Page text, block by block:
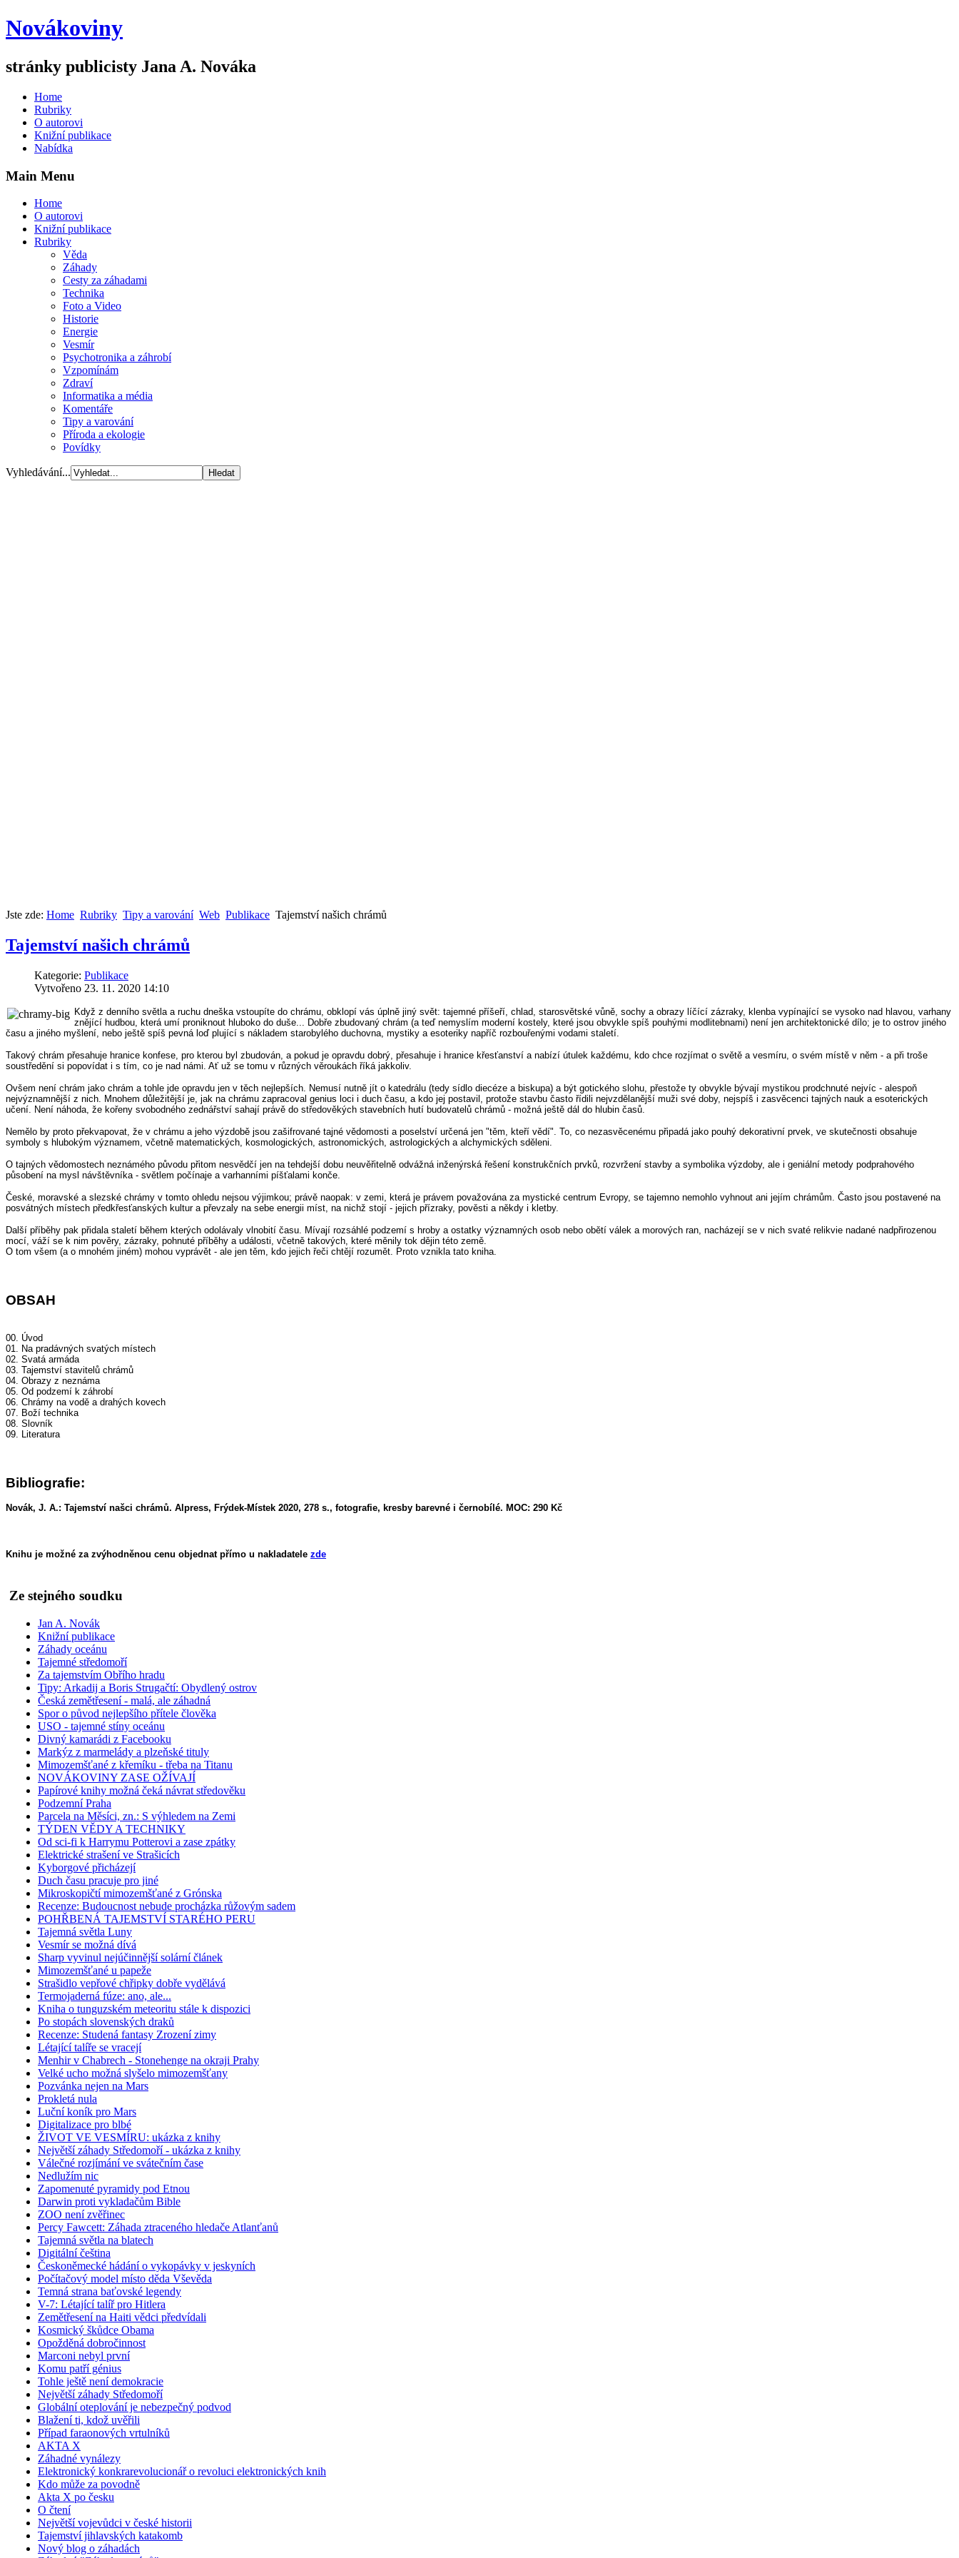
Novákoviny
stránky publicisty Jana A. Nováka
Home
Rubriky
O autorovi
Knižní publikace
Nabídka
Main Menu
Home
O autorovi
Knižní publikace
Rubriky
Věda
Záhady
Cesty za záhadami
Technika
Foto a Video
Historie
Energie
Vesmír
Psychotronika a záhrobí
Vzpomínám
Zdraví
Informatika a média
Komentáře
Tipy a varování
Příroda a ekologie
Povídky
Vyhledávání...
Jste zde: Home Rubriky Tipy a varování Web Publikace Tajemství našich chrámů
Tajemství našich chrámů
Kategorie: Publikace
Vytvořeno 23. 11. 2020 14:10
Když z denního světla a ruchu dneška vstoupíte do chrámu, obklopí vás úplně jiný svět: tajemné příšeří, chlad, starosvětské vůně, sochy a obrazy líčící zázraky, klenba vypínající se vysoko nad hlavou, varhany
znějící hudbou, která umí proniknout hluboko do duše... Dobře zbudovaný chrám (a teď nemyslím moderní kostely, které jsou obvykle spíš pouhými modlitebnami) není jen architektonické dílo; je to ostrov jiného
času a jiného myšlení, nebo ještě spíš pevná loď plující s nákladem starobylého duchovna, mystiky a esoteriky napříč rozbouřenými vodami staletí.
Takový chrám přesahuje hranice konfese, pro kterou byl zbudován, a pokud je opravdu dobrý, přesahuje i hranice křesťanství a nabízí útulek každému, kdo chce rozjímat o světě a vesmíru, o svém místě v něm - a při troše
soustředění si popovídat i s tím, co je nad námi. Ať už se tomu v různých věroukách říká jakkoliv.
Ovšem není chrám jako chrám a tohle jde opravdu jen v těch nejlepších. Nemusí nutně jít o katedrálu (tedy sídlo diecéze a biskupa) a být gotického slohu, přestože ty obvykle bývají mystikou prodchnuté nejvíc - alespoň
nejvýznamnější z nich. Mnohem důležitější je, jak na chrámu zapracoval genius loci i duch času, a kdo jej postavil, protože stavbu často řídili nejvzdělanější muži své doby, nejspíš i zasvěcenci tajných nauk a esoterických
učení. Není náhoda, že kořeny svobodného zednářství sahají právě do středověkých stavebních hutí budovatelů chrámů - možná ještě dál do hlubin časů.
Nemělo by proto překvapovat, že v chrámu a jeho výzdobě jsou zašifrované tajné vědomosti a poselství určená jen "těm, kteří vědí". To, co nezasvěcenému připadá jako pouhý dekorativní prvek, ve skutečnosti obsahuje
symboly s hlubokým významem, včetně matematických, kosmologických, astronomických, astrologických a alchymických sděleni.
O tajných vědomostech neznámého původu přitom nesvědčí jen na tehdejší dobu neuvěřitelně odvážná inženýrská řešení konstrukčních prvků, rozvržení stavby a symbolika výzdoby, ale i geniální metody podprahového
působení na mysl návštěvníka - světlem počínaje a varhanními píšťalami konče.
České, moravské a slezské chrámy v tomto ohledu nejsou výjimkou; právě naopak: v zemi, která je právem považována za mystické centrum Evropy, se tajemno nemohlo vyhnout ani jejím chrámům. Často jsou postavené na
posvátných místech předkřesťanských kultur a převzaly na sebe energii míst, na nichž stojí - jejich přízraky, pověsti a někdy i kletby.
Další příběhy pak přidala staletí během kterých odolávaly vlnobití času. Mívají rozsáhlé podzemí s hroby a ostatky významných osob nebo obětí válek a morových ran, nacházejí se v nich svaté relikvie nadané nadpřirozenou
mocí, váží se k nim pověry, zázraky, pohnuté příběhy a události, včetně takových, které měnily tok dějin této země.
O tom všem (a o mnohém jiném) mohou vyprávět - ale jen těm, kdo jejich řeči chtějí rozumět. Proto vznikla tato kniha.
OBSAH
00. Úvod
01. Na pradávných svatých místech
02. Svatá armáda
03. Tajemství stavitelů chrámů
04. Obrazy z neznáma
05. Od podzemí k záhrobí
06. Chrámy na vodě a drahých kovech
07. Boží technika
08. Slovník
09. Literatura
Bibliografie:
Novák, J. A.: Tajemství našci chrámů. Alpress, Frýdek-Místek 2020, 278 s., fotografie, kresby barevné i černobílé. MOC: 290 Kč
Knihu je možné za zvýhodněnou cenu objednat přímo u nakladatele zde
Ze stejného soudku
Jan A. Novák
Knižní publikace
Záhady oceánu
Tajemné středomoří
Za tajemstvím Obřího hradu
Tipy: Arkadij a Boris Strugačtí: Obydlený ostrov
Česká zemětřesení - malá, ale záhadná
Spor o původ nejlepšího přítele člověka
USO - tajemné stíny oceánu
Divný kamarádi z Facebooku
Markýz z marmelády a plzeňské tituly
Mimozemšťané z křemíku - třeba na Titanu
NOVÁKOVINY ZASE OŽÍVAJÍ
Papírové knihy možná čeká návrat středověku
Podzemní Praha
Parcela na Měsíci, zn.: S výhledem na Zemi
TÝDEN VĚDY A TECHNIKY
Od sci-fi k Harrymu Potterovi a zase zpátky
Elektrické strašení ve Strašicích
Kyborgové přicházejí
Duch času pracuje pro jiné
Mikroskopičtí mimozemšťané z Grónska
Recenze: Budoucnost nebude procházka růžovým sadem
POHŘBENÁ TAJEMSTVÍ STARÉHO PERU
Tajemná světla Luny
Vesmír se možná dívá
Sharp vyvinul nejúčinnější solární článek
Mimozemšťané u papeže
Strašidlo vepřové chřipky dobře vydělává
Termojaderná fúze: ano, ale...
Kniha o tunguzském meteoritu stále k dispozici
Po stopách slovenských draků
Recenze: Studená fantasy Zrození zimy
Létající talíře se vracejí
Menhir v Chabrech - Stonehenge na okraji Prahy
Velké ucho možná slyšelo mimozemšťany
Pozvánka nejen na Mars
Prokletá nula
Luční koník pro Mars
Digitalizace pro blbé
ŽIVOT VE VESMÍRU: ukázka z knihy
Největší záhady Středomoří - ukázka z knihy
Válečné rozjímání ve svátečním čase
Nedlužím nic
Zapomenuté pyramidy pod Etnou
Darwin proti vykladačům Bible
ZOO není zvěřinec
Percy Fawcett: Záhada ztraceného hledače Atlanťanů
Tajemná světla na blatech
Digitální čeština
Českoněmecké hádání o vykopávky v jeskyních
Počítačový model místo děda Vševěda
Temná strana baťovské legendy
V-7: Létající talíř pro Hitlera
Zemětřesení na Haiti vědci předvídali
Kosmický škůdce Obama
Opožděná dobročinnost
Marconi nebyl první
Komu patří génius
Tohle ještě není demokracie
Největší záhady Středomoří
Globální oteplování je nebezpečný podvod
Blažení ti, kdož uvěřili
Případ faraonových vrtulníků
AKTA X
Záhadné vynálezy
Elektronický konkrarevolucionář o revoluci elektronických knih
Kdo může za povodně
Akta X po česku
O čtení
Největší vojevůdci v české historii
Tajemství jihlavských katakomb
Nový blog o záhadách